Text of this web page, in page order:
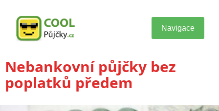
Navigace
Nebankovní půjčky bez
poplatků předem